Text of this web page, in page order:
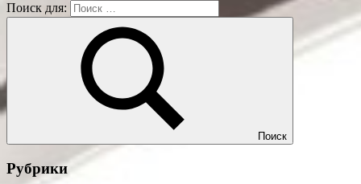
Поиск для:
Поиск
Рубрики